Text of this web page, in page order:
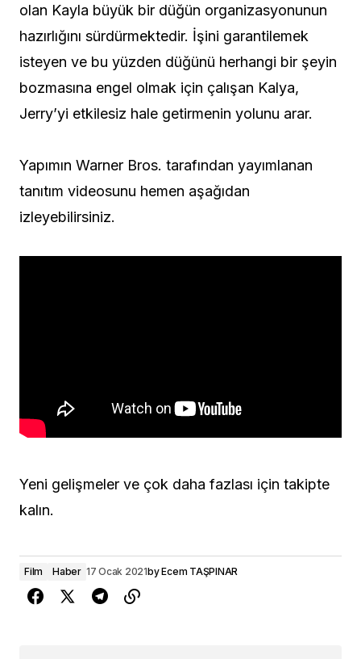
olan Kayla büyük bir düğün organizasyonunun
hazırlığını sürdürmektedir. İşini garantilemek
isteyen ve bu yüzden düğünü herhangi bir şeyin
bozmasına engel olmak için çalışan Kalya,
Jerry’yi etkilesiz hale getirmenin yolunu arar.
Yapımın Warner Bros. tarafından yayımlanan
tanıtım videosunu hemen aşağıdan
izleyebilirsiniz.
Yeni gelişmeler ve çok daha fazlası için takipte
kalın.
Film Haber 17 Ocak 2021byEcem TAŞPINAR